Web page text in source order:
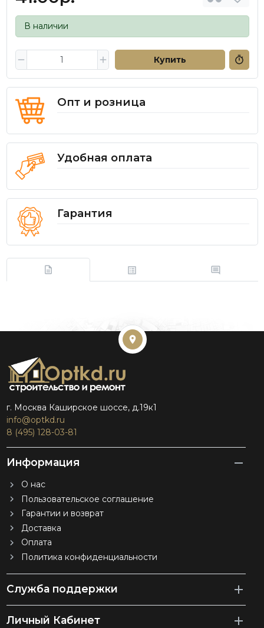
В наличии
Купить
Опт и розница
Удобная оплата
Гарантия
г. Москва Каширское шоссе, д.19к1
info@optkd.ru
8 (495) 128-03-81
Информация
О нас
Пользовательское соглашение
Гарантии и возврат
Доставка
Оплата
Политика конфиденциальности
Служба поддержки
Личный Кабинет